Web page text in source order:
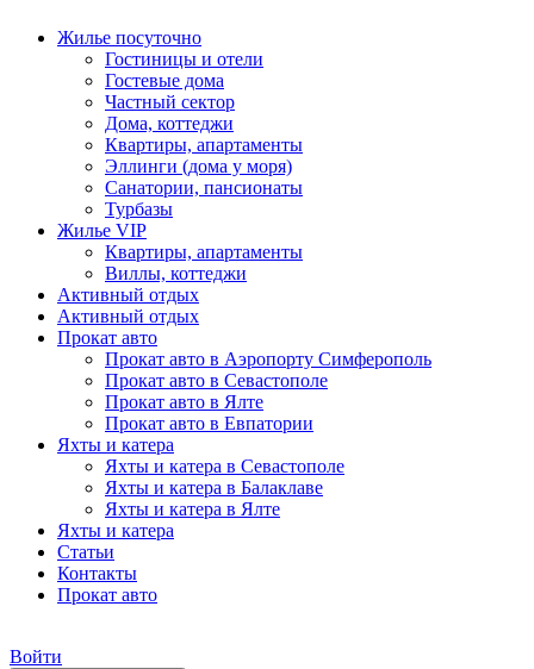
Жилье посуточно
Гостиницы и отели
Гостевые дома
Частный сектор
Дома, коттеджи
Квартиры, апартаменты
Эллинги (дома у моря)
Санатории, пансионаты
Турбазы
Жилье VIP
Квартиры, апартаменты
Виллы, коттеджи
Активный отдых
Активный отдых
Прокат авто
Прокат авто в Аэропорту Симферополь
Прокат авто в Севастополе
Прокат авто в Ялте
Прокат авто в Евпатории
Яхты и катера
Яхты и катера в Севастополе
Яхты и катера в Балаклаве
Яхты и катера в Ялте
Яхты и катера
Статьи
Контакты
Прокат авто
Войти